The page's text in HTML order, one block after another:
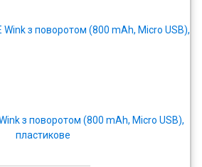
з поворотом (800 mAh, Micro USB),
пластикове